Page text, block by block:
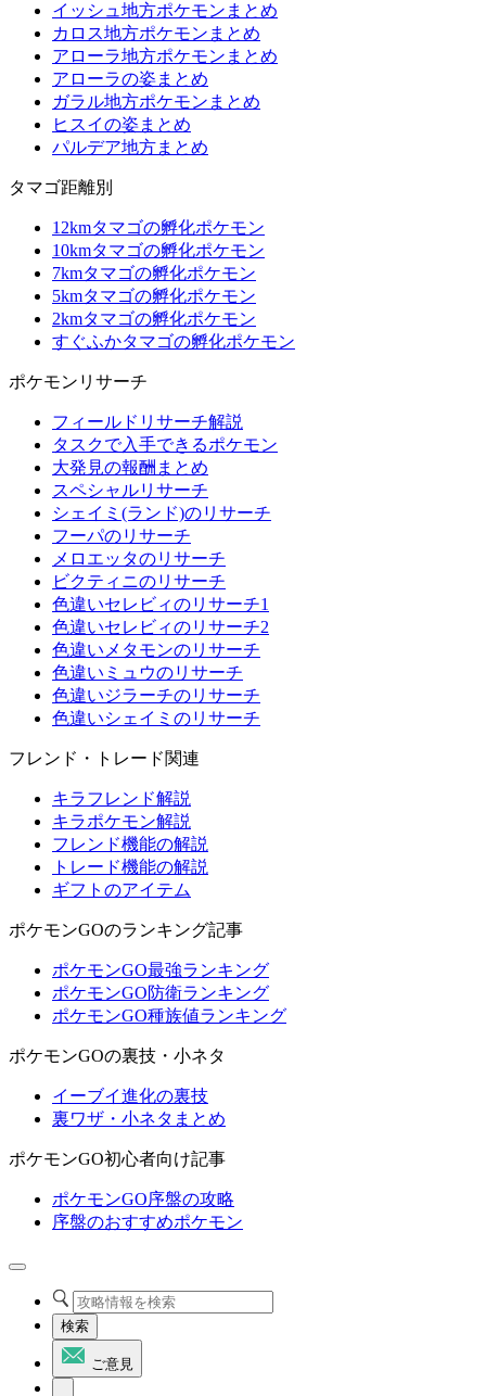
イッシュ地方ポケモンまとめ
カロス地方ポケモンまとめ
アローラ地方ポケモンまとめ
アローラの姿まとめ
ガラル地方ポケモンまとめ
ヒスイの姿まとめ
パルデア地方まとめ
タマゴ距離別
12kmタマゴの孵化ポケモン
10kmタマゴの孵化ポケモン
7kmタマゴの孵化ポケモン
5kmタマゴの孵化ポケモン
2kmタマゴの孵化ポケモン
すぐふかタマゴの孵化ポケモン
ポケモンリサーチ
フィールドリサーチ解説
タスクで入手できるポケモン
大発見の報酬まとめ
スペシャルリサーチ
シェイミ(ランド)のリサーチ
フーパのリサーチ
メロエッタのリサーチ
ビクティニのリサーチ
色違いセレビィのリサーチ1
色違いセレビィのリサーチ2
色違いメタモンのリサーチ
色違いミュウのリサーチ
色違いジラーチのリサーチ
色違いシェイミのリサーチ
フレンド・トレード関連
キラフレンド解説
キラポケモン解説
フレンド機能の解説
トレード機能の解説
ギフトのアイテム
ポケモンGOのランキング記事
ポケモンGO最強ランキング
ポケモンGO防衛ランキング
ポケモンGO種族値ランキング
ポケモンGOの裏技・小ネタ
イーブイ進化の裏技
裏ワザ・小ネタまとめ
ポケモンGO初心者向け記事
ポケモンGO序盤の攻略
序盤のおすすめポケモン
検索
ご意見